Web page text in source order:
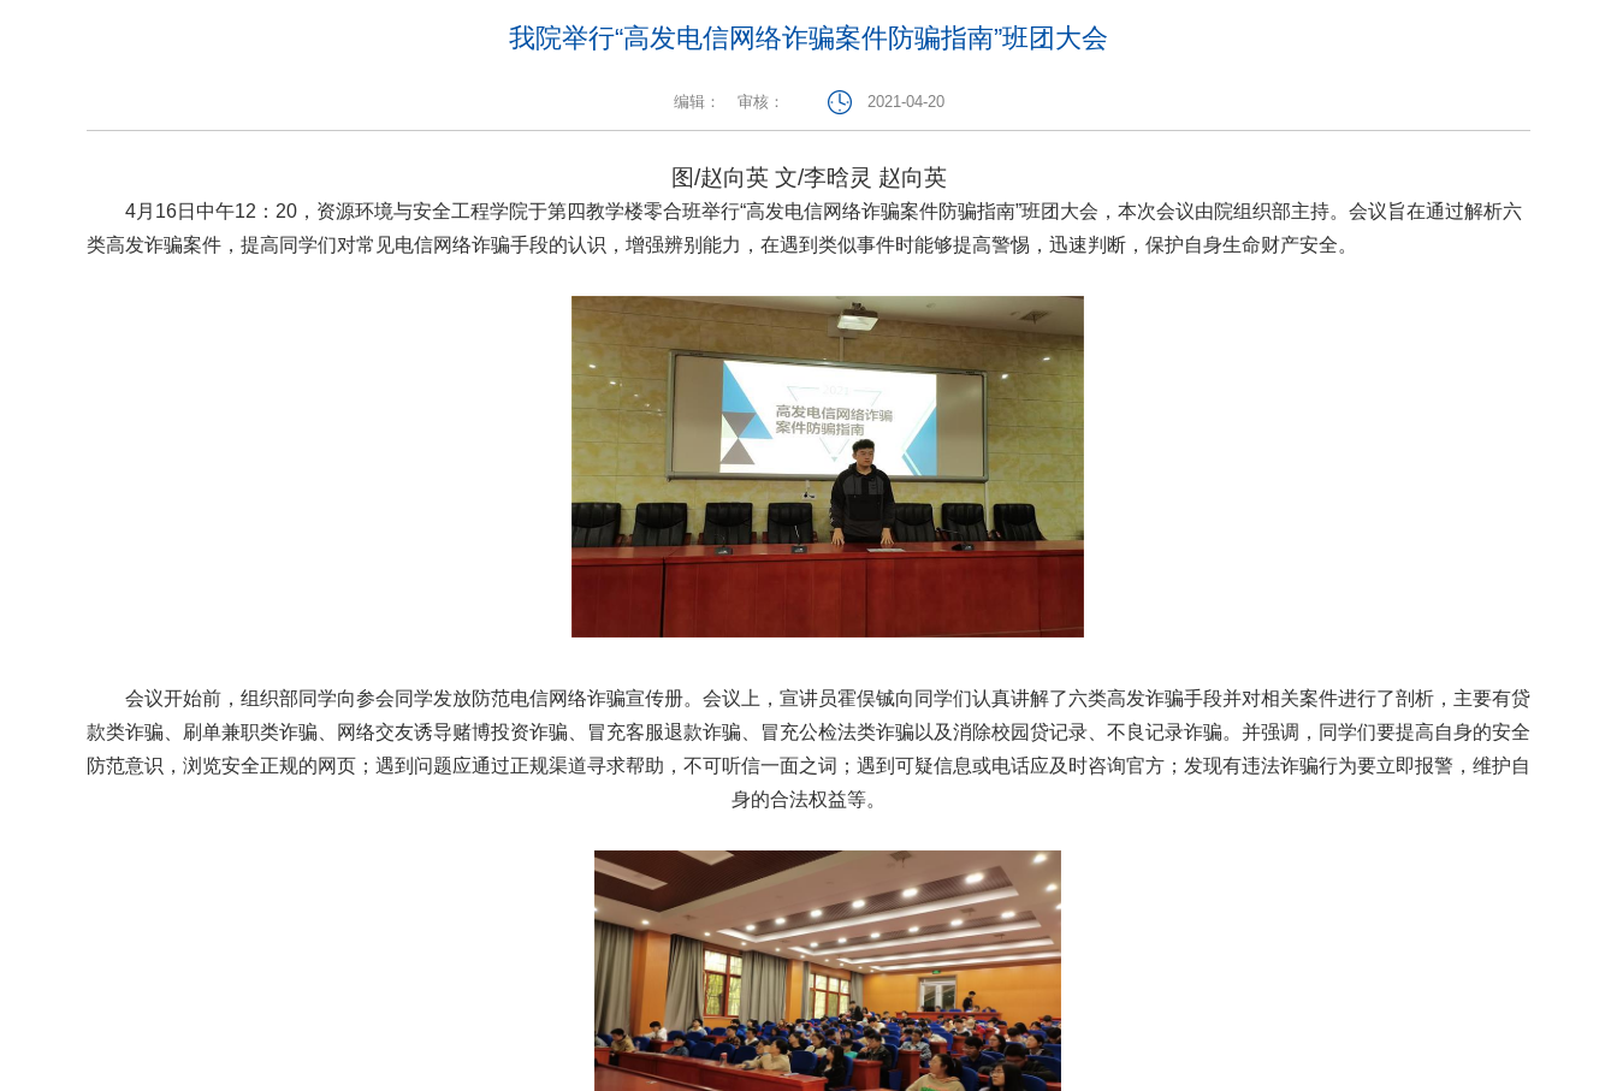
我院举行“高发电信网络诈骗案件防骗指南”班团大会
编辑： 审核： 2021-04-20
图/赵向英 文/李晗灵 赵向英
4月16日中午12：20，资源环境与安全工程学院于第四教学楼零合班举行“高发电信网络诈骗案件防骗指南”班团大会，本次会议由院组织部主持。会议旨在通过解析六
类高发诈骗案件，提高同学们对常见电信网络诈骗手段的认识，增强辨别能力，在遇到类似事件时能够提高警惕，迅速判断，保护自身生命财产安全。
会议开始前，组织部同学向参会同学发放防范电信网络诈骗宣传册。会议上，宣讲员霍俣铖向同学们认真讲解了六类高发诈骗手段并对相关案件进行了剖析，主要有贷
款类诈骗、刷单兼职类诈骗、网络交友诱导赌博投资诈骗、冒充客服退款诈骗、冒充公检法类诈骗以及消除校园贷记录、不良记录诈骗。并强调，同学们要提高自身的安全
防范意识，浏览安全正规的网页；遇到问题应通过正规渠道寻求帮助，不可听信一面之词；遇到可疑信息或电话应及时咨询官方；发现有违法诈骗行为要立即报警，维护自
身的合法权益等。